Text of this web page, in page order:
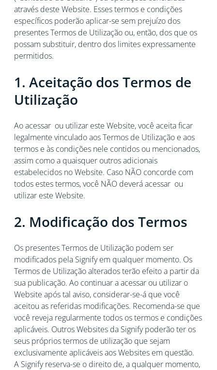
através deste Website. Esses termos e condições
específicos poderão aplicar-se sem prejuízo dos
presentes Termos de Utilização ou, então, dos que os
possam substituir, dentro dos limites expressamente
permitidos.
1. Aceitação dos Termos de
Utilização
Ao acessar ou utilizar este Website, você aceita ficar
legalmente vinculado aos Termos de Utilização e aos
termos e às condições nele contidos ou mencionados,
assim como a quaisquer outros adicionais
estabelecidos no Website. Caso NÃO concorde com
todos estes termos, você NÃO deverá acessar ou
utilizar este Website.
2. Modificação dos Termos
Os presentes Termos de Utilização podem ser
modificados pela Signify em qualquer momento. Os
Termos de Utilização alterados terão efeito a partir da
sua publicação. Ao continuar a acessar ou utilizar o
Website após tal aviso, considerar-se-á que você
aceitou as referidas modificações. Recomenda-se que
você reveja regularmente todos os termos e condições
aplicáveis. Outros Websites da Signify poderão ter os
seus próprios termos de utilização que sejam
exclusivamente aplicáveis aos Websites em questão.
A Signify reserva-se o direito de, a qualquer momento,